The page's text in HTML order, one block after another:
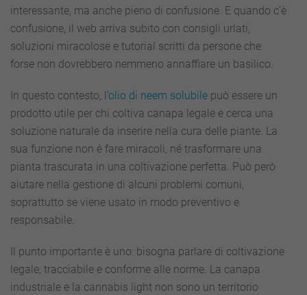
interessante, ma anche pieno di confusione. E quando c’è
confusione, il web arriva subito con consigli urlati,
soluzioni miracolose e tutorial scritti da persone che
forse non dovrebbero nemmeno annaffiare un basilico.
In questo contesto, l’olio di neem solubile può essere un
prodotto utile per chi coltiva canapa legale e cerca una
soluzione naturale da inserire nella cura delle piante. La
sua funzione non è fare miracoli, né trasformare una
pianta trascurata in una coltivazione perfetta. Può però
aiutare nella gestione di alcuni problemi comuni,
soprattutto se viene usato in modo preventivo e
responsabile.
Il punto importante è uno: bisogna parlare di coltivazione
legale, tracciabile e conforme alle norme. La canapa
industriale e la cannabis light non sono un territorio